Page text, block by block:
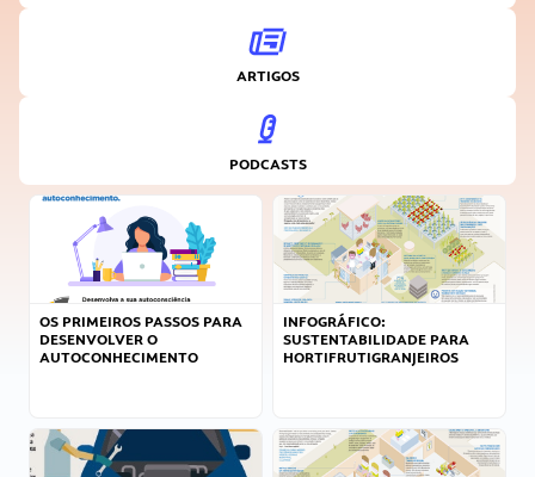
ARTIGOS
PODCASTS
OS PRIMEIROS PASSOS PARA
DESENVOLVER O
AUTOCONHECIMENTO
INFOGRÁFICO:
SUSTENTABILIDADE PARA
HORTIFRUTIGRANJEIROS